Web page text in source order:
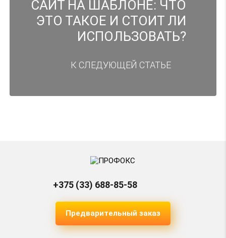
Создание интернет-магазина
Создание сайта-каталога
Создание промо-сайта
Разработка сайта форума
Продвижение интернет-магазина
САЙТ НА ШАБЛОНЕ: ЧТО
ЭТО ТАКОЕ И СТОИТ ЛИ
ИСПОЛЬЗОВАТЬ?
К СЛЕДУЮЩЕЙ СТАТЬЕ
+375 (33) 688-85-58
Предварительный заказ